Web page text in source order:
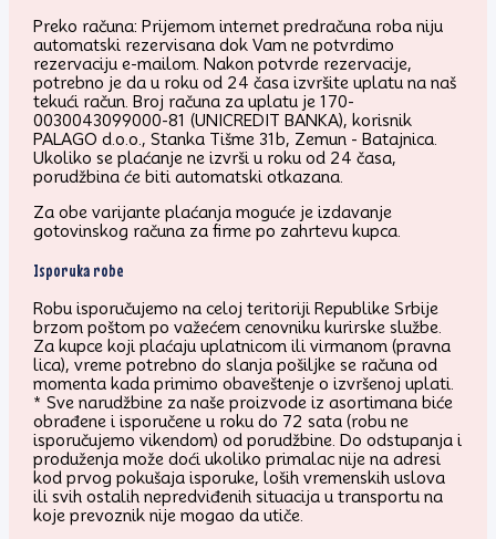
Preko računa: Prijemom internet predračuna roba niju
automatski rezervisana dok Vam ne potvrdimo
rezervaciju e-mailom. Nakon potvrde rezervacije,
potrebno je da u roku od 24 časa izvršite uplatu na naš
tekući račun. Broj računa za uplatu je 170-
0030043099000-81 (UNICREDIT BANKA), korisnik
PALAGO d.o.o., Stanka Tišme 31b, Zemun - Batajnica.
Ukoliko se plaćanje ne izvrši u roku od 24 časa,
porudžbina će biti automatski otkazana.
Za obe varijante plaćanja moguće je izdavanje
gotovinskog računa za firme po zahrtevu kupca.
Isporuka robe
Robu isporučujemo na celoj teritoriji Republike Srbije
brzom poštom po važećem cenovniku kurirske službe.
Za kupce koji plaćaju uplatnicom ili virmanom (pravna
lica), vreme potrebno do slanja pošiljke se računa od
momenta kada primimo obaveštenje o izvršenoj uplati.
* Sve narudžbine za naše proizvode iz asortimana biće
obrađene i isporučene u roku do 72 sata (robu ne
isporučujemo vikendom) od porudžbine. Do odstupanja i
produženja može doći ukoliko primalac nije na adresi
kod prvog pokušaja isporuke, loših vremenskih uslova
ili svih ostalih nepredviđenih situacija u transportu na
koje prevoznik nije mogao da utiče.